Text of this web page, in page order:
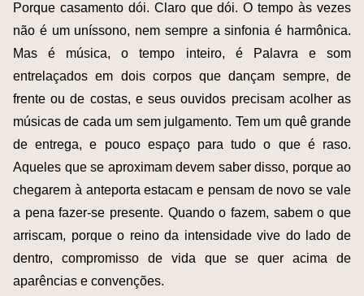
Porque casamento dói. Claro que dói. O tempo às vezes
não é um uníssono, nem sempre a sinfonia é harmônica.
Mas é música, o tempo inteiro, é Palavra e som
entrelaçados em dois corpos que dançam sempre, de
frente ou de costas, e seus ouvidos precisam acolher as
músicas de cada um sem julgamento. Tem um quê grande
de entrega, e pouco espaço para tudo o que é raso.
Aqueles que se aproximam devem saber disso, porque ao
chegarem à anteporta estacam e pensam de novo se vale
a pena fazer-se presente. Quando o fazem, sabem o que
arriscam, porque o reino da intensidade vive do lado de
dentro, compromisso de vida que se quer acima de
aparências e convenções.